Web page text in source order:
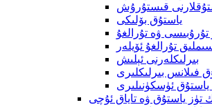
قىستۇرۇش
ياستۇق بۆلىكى
ۋە تۇرالغۇ
تۇرالغۇ ئۆيلەر
بىرلىكلەرنى ئېلىش
فىلانس بىرلىكلىرى
ئۈسكۈنىلىرى
تۈز ياستۇق ۋە تاياق ئۇچى